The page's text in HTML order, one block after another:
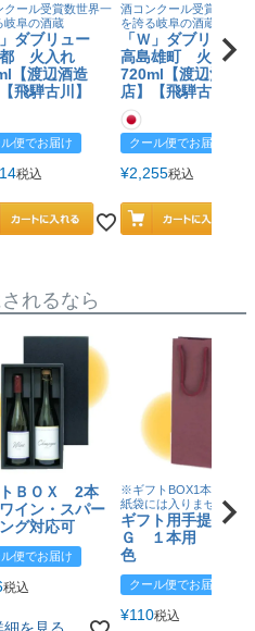
クール受賞数世界一
岐阜の酒蔵
」ダブリュー
都 火入れ
【渡辺酒造
飛騨古川】
便でお届け
税込
酒コンクール受賞数世界
を誇る岐阜の酒蔵
「Ｗ」ダブリュ
高島雄町 火入
720ml【渡辺酒造
店】【飛騨古川】
クール便でお届け
¥2,255税込
れるなら
ＢＯＸ 2本
イン・スパー
グ対応可
便でお届け
税込
※ギフトBOX1本用はこ
紙袋には入りません
ギフト用手提げＢ
Ｇ １本用 エン
色
クール便でお届け
¥110税込